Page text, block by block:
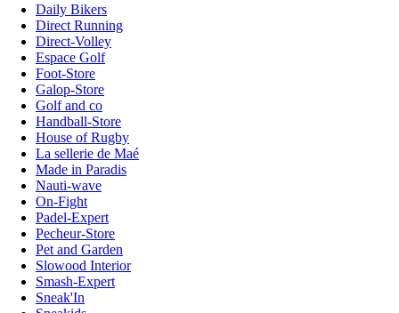
Daily Bikers
Direct Running
Direct-Volley
Espace Golf
Foot-Store
Galop-Store
Golf and co
Handball-Store
House of Rugby
La sellerie de Maé
Made in Paradis
Nauti-wave
On-Fight
Padel-Expert
Pecheur-Store
Pet and Garden
Slowood Interior
Smash-Expert
Sneak'In